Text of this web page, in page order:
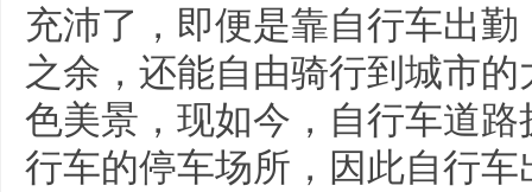
充沛了，即便是靠自行车出
之余，还能自由骑行到城市
色美景，现如今，自行车道
行车的停车场所，因此自行